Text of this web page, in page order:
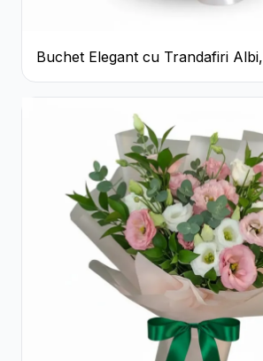
Buchet Elegant cu Trandafiri Albi,
Hortensie și Crizanteme Crem